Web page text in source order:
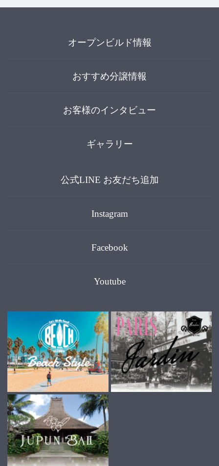
オープンビルド情報
おすすめ分譲情報
お客様のインタビュー
ギャラリー
公式LINE お友だち追加
Instagram
Facebook
Youtube